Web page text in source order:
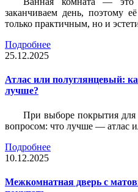
заканчиваем день, поэтому
только практичным, но и
Подробнее
25.12.2025
Атлас или полуглянцевый:
лучше?
При выборе покрытия для
вопросом: что лучше — атлас
Подробнее
10.12.2025
Межкомнатная дверь с